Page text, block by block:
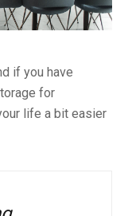
if you have
for
life a bit easier